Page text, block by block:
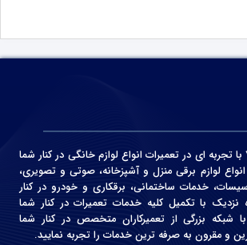
آی پی امداد از دهه 70 با تجربه ای در تعمیرات انواع لوازم خانگی در کنار شما
انواع لوازم برقی منزل و آشپزخانه، صوتی و‌ تصویری،
خدمات ساختمانی، برقکاری و خودرو در کنار
با تکمیل کلیه خدمات تعمیرات در کنار شما
شبکه بزرگی از تعمیرکاران متخصص در کنار شما
و مقرون به صرفه ترین خدمات را تجربه نمایید.